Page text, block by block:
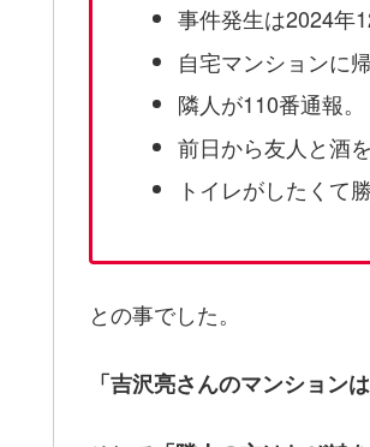
事件発生は2024年
自宅マンションに
隣人が110番通報。
前日から友人と酒
トイレがしたくて
との事でした。
「吉沢亮さんのマンション